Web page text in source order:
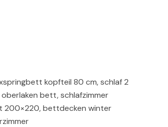
kopfteil 80 cm, schlaf 2
bett, schlafzimmer
200×220, bettdecken winter